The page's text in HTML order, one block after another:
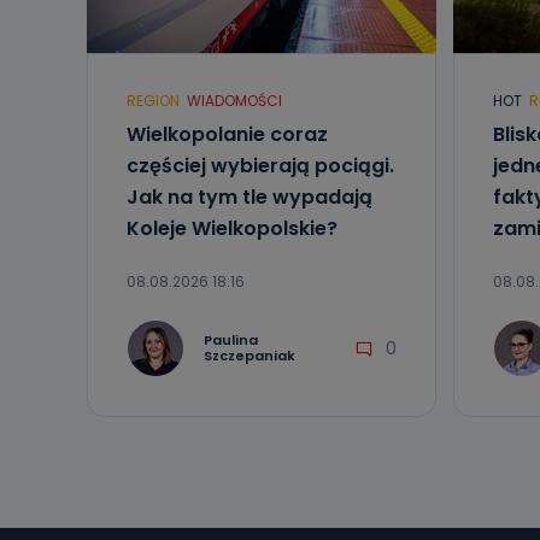
Telewizja
19 nie
Co
Po
Telewizji
19 dostępu
ich
sprzeciwu
Do
Do czasu
Jakie
REGION WIADOMOŚCI
Wielkopolanie coraz
częściej wybierają pociągi.
Jak na tym tle wypadają
Koleje Wielkopolskie?
08.08.2026 18:16
Paulina
Szczepaniak
0
HOT